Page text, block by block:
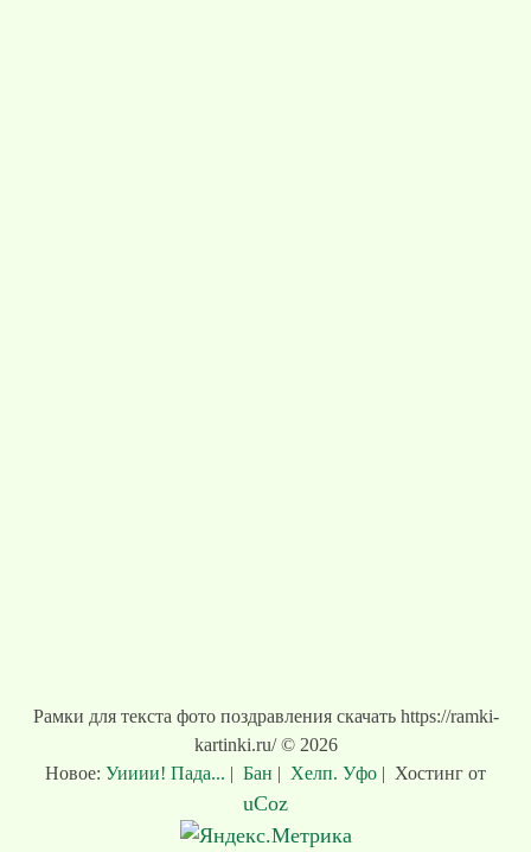
Рамки для текста фото поздравления скачать https://ramki-
kartinki.ru/ © 2026
Новое: Уииии! Пада... | Бан | Хелп. Уфо | Хостинг от
uCoz